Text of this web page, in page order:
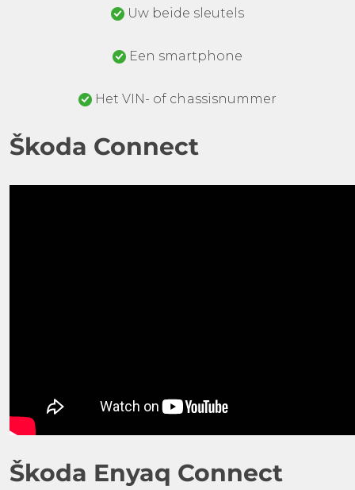
Uw beide sleutels
Een smartphone
Het VIN- of chassisnummer
Škoda Connect
Škoda Enyaq Connect